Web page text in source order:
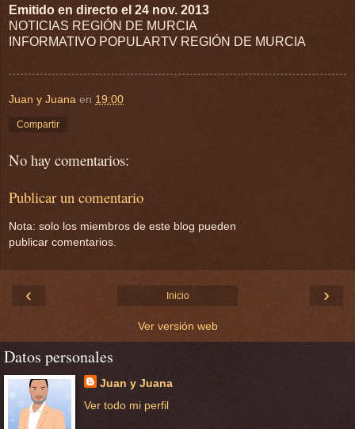
Emitido en directo el 24 nov. 2013
NOTICIAS REGIÓN DE MURCIA
INFORMATIVO POPULARTV REGIÓN DE MURCIA
Juan y Juana en 19:00
Compartir
No hay comentarios:
Publicar un comentario
Nota: solo los miembros de este blog pueden
publicar comentarios.
‹ ›
Inicio
Ver versión web
Datos personales
Juan y Juana
Ver todo mi perfil